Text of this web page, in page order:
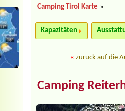
Camping Tirol Karte »
Kapazitäten
«zurück auf die
Camping